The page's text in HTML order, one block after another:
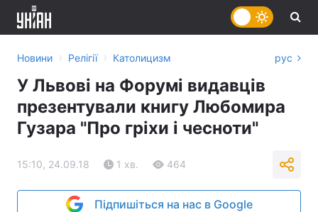
Новини › Релігії › Католицизм рус
У Львові на Форумі видавців
презентували книгу Любомира
Гузара "Про гріхи і чесноти"
15:10, 24.09.18 1 хв. 464
Підпишіться на нас в Google